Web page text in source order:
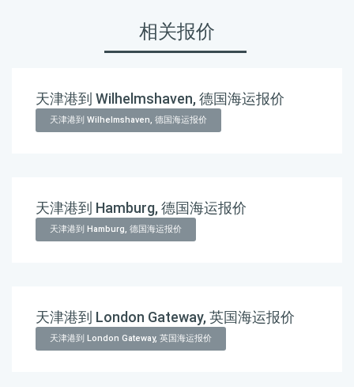
相关报价
天津港到 Wilhelmshaven, 德国海运报价
天津港到 Wilhelmshaven, 德国海运报价
天津港到 Hamburg, 德国海运报价
天津港到 Hamburg, 德国海运报价
天津港到 London Gateway, 英国海运报价
天津港到 London Gateway, 英国海运报价